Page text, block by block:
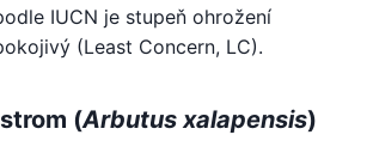
IUCN je stupeň ohrožení
(Least Concern, LC).
(Arbutus xalapensis)